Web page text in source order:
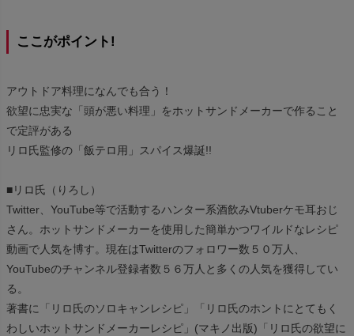
ここがポイント!
アウトドア料理になんでも合う！
欲望に忠実な「頭が悪い料理」をホットサンドメーカーで作ること
で定評がある
リロ氏監修の「飯テロ用」スパイス爆誕!!
■リロ氏（りろし）
Twitter、YouTube等で活動するハンター系酒飲みVtuberケモ耳おじ
さん。ホットサンドメーカーを使用した簡単かつワイルドなレシピ
動画で人気を博す。現在はTwitterのフォロワー数５０万人、
YouTubeのチャンネル登録者数５６万人と多くの人気を獲得してい
る。
著書に「リロ氏のソロキャンレシピ」「リロ氏のホントにとてもく
わしいホットサンドメーカーレシピ」(マキノ出版)「リロ氏の欲望に